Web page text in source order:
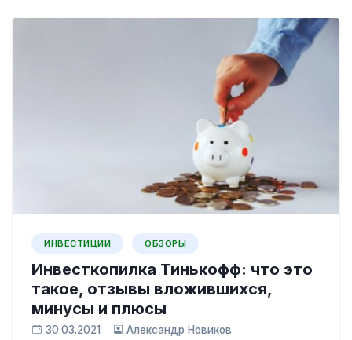
ИНВЕСТИЦИИ ОБЗОРЫ
Инвесткопилка Тинькофф: что это
такое, отзывы вложившихся,
минусы и плюсы
30.03.2021 Александр Новиков